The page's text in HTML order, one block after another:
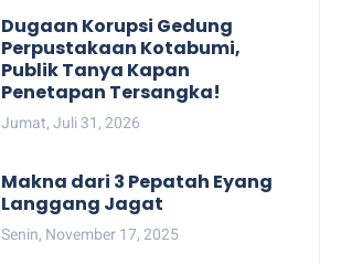
Dugaan Korupsi Gedung
Perpustakaan Kotabumi,
Publik Tanya Kapan
Penetapan Tersangka!
Jumat, Juli 31, 2026
Makna dari 3 Pepatah Eyang
Langgang Jagat
Senin, November 17, 2025